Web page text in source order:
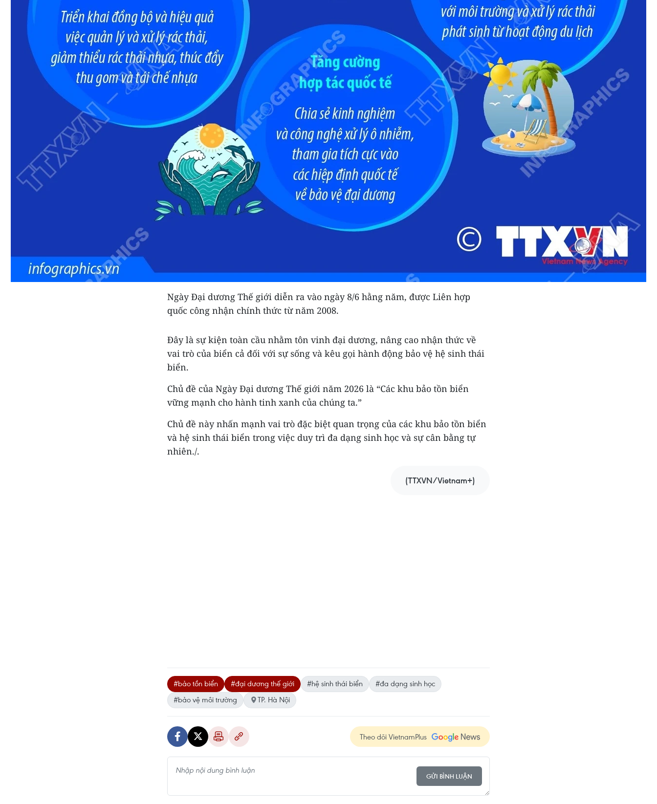
Ngày Đại dương Thế giới diễn ra vào ngày 8/6 hằng năm, được Liên hợp
quốc công nhận chính thức từ năm 2008.
Đây là sự kiện toàn cầu nhằm tôn vinh đại dương, nâng cao nhận thức về
vai trò của biển cả đối với sự sống và kêu gọi hành động bảo vệ hệ sinh thái
biển.
Chủ đề của Ngày Đại dương Thế giới năm 2026 là “Các khu bảo tồn biển
vững mạnh cho hành tinh xanh của chúng ta.”
Chủ đề này nhấn mạnh vai trò đặc biệt quan trọng của các khu bảo tồn biển
và hệ sinh thái biển trong việc duy trì đa dạng sinh học và sự cân bằng tự
nhiên./.
(TTXVN/Vietnam+)
#bảo tồn biển #đại dương thế giới #hệ sinh thái biển
#đa dạng sinh học
#bảo vệ môi trường
TP. Hà Nội
Theo dõi VietnamPlus
GỬI BÌNH LUẬN